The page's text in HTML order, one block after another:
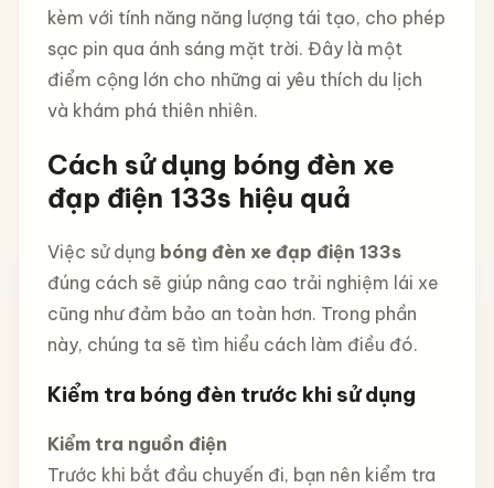
kèm với tính năng năng lượng tái tạo, cho phép
sạc pin qua ánh sáng mặt trời. Đây là một
điểm cộng lớn cho những ai yêu thích du lịch
và khám phá thiên nhiên.
Cách sử dụng bóng đèn xe
đạp điện 133s hiệu quả
Việc sử dụng bóng đèn xe đạp điện 133s
đúng cách sẽ giúp nâng cao trải nghiệm lái xe
cũng như đảm bảo an toàn hơn. Trong phần
này, chúng ta sẽ tìm hiểu cách làm điều đó.
Kiểm tra bóng đèn trước khi sử dụng
Kiểm tra nguồn điện
Trước khi bắt đầu chuyến đi, bạn nên kiểm tra